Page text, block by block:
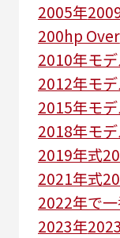
2005年
200hp Over
2010年モ
2012年モ
2015年モ
2018年モ
2019年式
2021年式
2022年で
2023年